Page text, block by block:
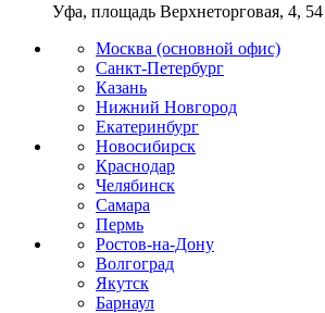
Уфа, площадь Верхнеторговая, 4, 54
Москва (основной офис)
Санкт-Петербург
Казань
Нижний Новгород
Екатеринбург
Новосибирск
Краснодар
Челябинск
Самара
Пермь
Ростов-на-Дону
Волгоград
Якутск
Барнаул